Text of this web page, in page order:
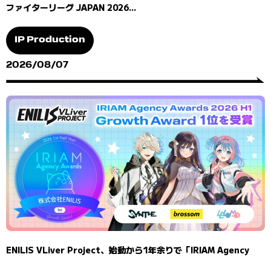
ファイターリーグ JAPAN 2026...
IP Production
2026/08/07
ENILIS VLiver Project、始動から1年余りで「IRIAM Agency